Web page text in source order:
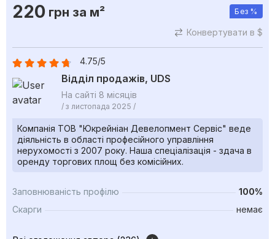
220 грн за м² Без %
Конвертувати в $
4.75/5
Відділ продажів, UDS
На сайті 8 місяців
/ з листопада 2025 /
Компанія ТОВ "Юкрейніан Девелопмент Сервіс" веде
діяльність в області професійного управління
нерухомості з 2007 року. Наша спеціалізація - здача в
оренду торгових площ без комісійних.
Заповнюваність профілю
100%
Скарги
немає